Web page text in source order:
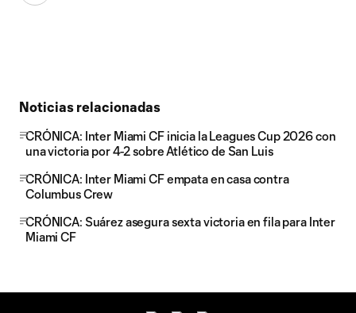
Noticias relacionadas
CRÓNICA: Inter Miami CF inicia la Leagues Cup 2026 con
una victoria por 4-2 sobre Atlético de San Luis
CRÓNICA: Inter Miami CF empata en casa contra
Columbus Crew
CRÓNICA: Suárez asegura sexta victoria en fila para Inter
Miami CF